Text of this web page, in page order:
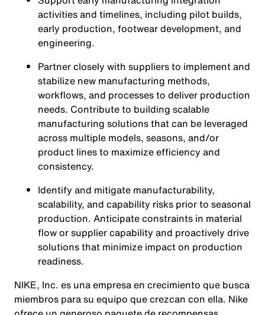
activities and timelines, including pilot builds,
early production, footwear development, and
engineering.
Partner closely with suppliers to implement and
stabilize new manufacturing methods,
workflows, and processes to deliver production
needs. Contribute to building scalable
manufacturing solutions that can be leveraged
across multiple models, seasons, and/or
product lines to maximize efficiency and
consistency.
Identify and mitigate manufacturability,
scalability, and capability risks prior to seasonal
production. Anticipate constraints in material
flow or supplier capability and proactively drive
solutions that minimize impact on production
readiness.
NIKE, Inc. es una empresa en crecimiento que busca
miembros para su equipo que crezcan con ella. Nike